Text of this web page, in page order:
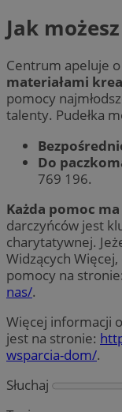
Jak
Centrum apeluje
materiałami
pomocy
talenty. Pudełka
Do
769 196.
Każda pomoc
darczyńców jest
charytatywnej.
Widzących
pomocy na stronie:
nas/.
Więcej informacji
jest na stronie:
wsparcia-dom/.
Słuchaj